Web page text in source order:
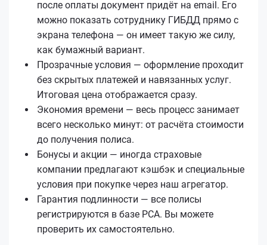
после оплаты документ придёт на email. Его
можно показать сотруднику ГИБДД прямо с
экрана телефона — он имеет такую же силу,
как бумажный вариант.
Прозрачные условия — оформление проходит
без скрытых платежей и навязанных услуг.
Итоговая цена отображается сразу.
Экономия времени — весь процесс занимает
всего несколько минут: от расчёта стоимости
до получения полиса.
Бонусы и акции — иногда страховые
компании предлагают кэшбэк и специальные
условия при покупке через наш агрегатор.
Гарантия подлинности — все полисы
регистрируются в базе РСА. Вы можете
проверить их самостоятельно.